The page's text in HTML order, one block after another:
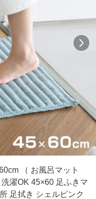
（ お風呂マット
濯OK 45×60 足ふきマ
足拭き シェルピンク